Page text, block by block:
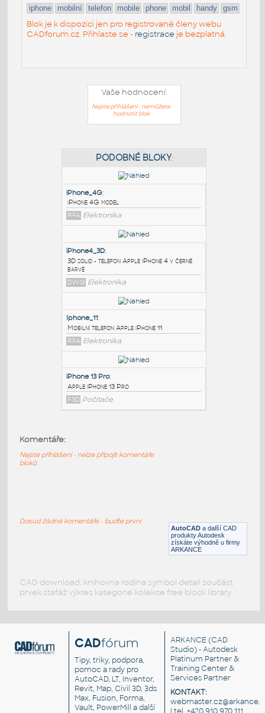
iphone mobilní telefon mobile phone mobil handy gsm
Blok je k dispozici jen pro registrované členy webu
CADforum.cz. Přihlaste se - registrace je bezplatná.
Vaše hodnocení:
Nejste přihlášeni - nemůžete
hodnotit blok
PODOBNÉ BLOKY
iPhone_4G
iPhone 4G model
RFA Elektronika
iPhone4_3D:
3D solid - telefon Apple iPhone 4 v černé
barvě
DWG Elektronika
Apple iPhone 13 Pro
AutoCAD a další CAD
produkty Autodesk
získáte výhodně u firmy
ARKANCE
Komentáře:
Nejste přihlášeni - nelze připojit komentáře
bloků
Dosud žádné komentáře - buďte první
CAD download: knihovna rodina symbol detail součást
prvek stafáž výkres kategorie kolekce free block library
CADfórum
Tipy, triky, podpora,
pomoc a rady pro
AutoCAD, LT, Inventor,
Revit, Map, Civil 3D, 3ds
Max, Fusion, Forma,
Vault, PowerMill a další
ARKANCE (CAD
Studio) - Autodesk
Platinum Partner &
Training Center &
Services Partner
KONTAKT: